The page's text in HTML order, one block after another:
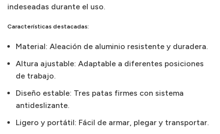
indeseadas durante el uso.
Características destacadas:
Material: Aleación de aluminio resistente y duradera.
Altura ajustable: Adaptable a diferentes posiciones
de trabajo.
Diseño estable: Tres patas firmes con sistema
antideslizante.
Ligero y portátil: Fácil de armar, plegar y transportar.